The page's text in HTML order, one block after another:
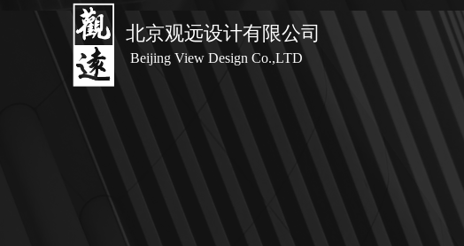
北京观远设计有限公司
Beijing View Design Co.,LTD